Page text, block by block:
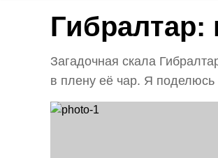
Гибралтар:
Загадочная скала
в плену её чар. Я поделюсь